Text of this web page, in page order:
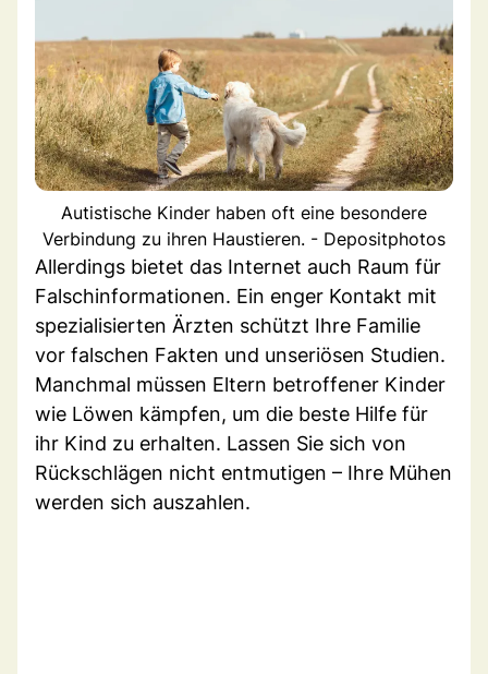
Autistische Kinder haben oft eine besondere
Verbindung zu ihren Haustieren. - Depositphotos
Allerdings bietet das Internet auch Raum für
Falschinformationen. Ein enger Kontakt mit
spezialisierten Ärzten schützt Ihre Familie
vor falschen Fakten und unseriösen Studien.
Manchmal müssen Eltern betroffener Kinder
wie Löwen kämpfen, um die beste Hilfe für
ihr Kind zu erhalten. Lassen Sie sich von
Rückschlägen nicht entmutigen – Ihre Mühen
werden sich auszahlen.